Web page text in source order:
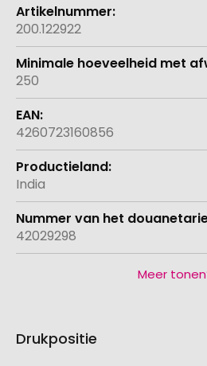
200.122922
250
4260723160856
India
42029298
Meer tonen
Drukpositie